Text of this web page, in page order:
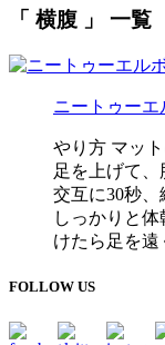
「 横腹 」 一覧
ニートゥーエ
やり方 マッ
足を上げて
交互に30秒
しっかりと
けたら足を
FOLLOW US